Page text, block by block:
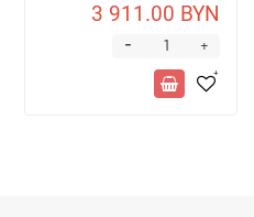
3 911.00 BYN
+
-